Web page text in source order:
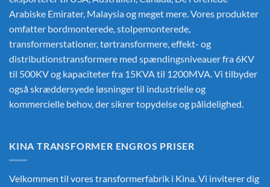
Arabiske Emirater, Malaysia og meget mere. Vores produkter
omfatter bordmonterede, stolpemonterede,
transformerstationer, tørtransformere, effekt- og
distributionstransformere med spændingsniveauer fra 6KV
til 500KV og kapaciteter fra 15KVA til 1200MVA. Vi tilbyder
også skræddersyede løsninger til industrielle og
kommercielle behov, der sikrer topydelse og pålidelighed.
KINA TRANSFORMER ENGROS PRISER
Velkommen til vores transformerfabrik i Kina. Vi inviterer dig